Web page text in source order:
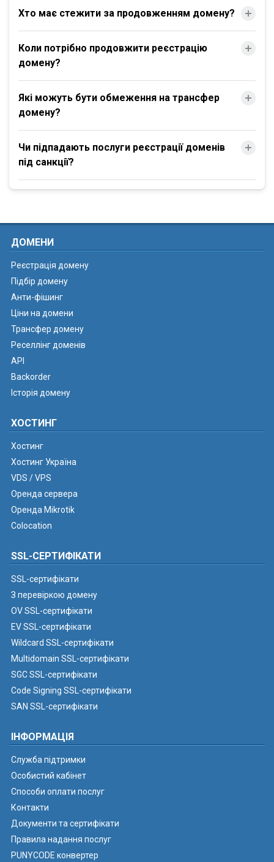
Хто має стежити за продовженням домену?
Коли потрібно продовжити реєстрацію
домену?
Які можуть бути обмеження на трансфер
домену?
Чи підпадають послуги реєстрації доменів
під санкції?
ДОМЕНИ
Реєстрація домену
Підбір домену
Анти-фішинг
Ціни на домени
Трансфер домену
Реселлінг доменів
API
Backorder
Історія домену
ХОСТИНГ
Хостинг
Хостинг Україна
VDS / VPS
Оренда сервера
Оренда Mikrotik
Colocation
SSL-СЕРТИФІКАТИ
SSL-сертифікати
З перевіркою домену
OV SSL-сертифікати
EV SSL-сертифікати
Wildcard SSL-сертифікати
Multidomain SSL-сертифікати
SGC SSL-сертифікати
Code Signing SSL-сертифікати
SAN SSL-сертифікати
ІНФОРМАЦІЯ
Служба підтримки
Особистий кабінет
Способи оплати послуг
Контакти
Документи та сертифікати
Правила надання послуг
PUNYCODE конвертер